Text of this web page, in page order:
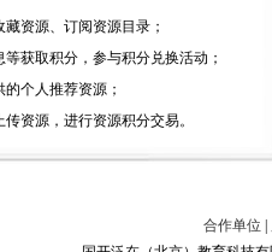
资源、订阅资源目录；
获取积分，参与积分兑换活动；
个人推荐资源；
资源，进行资源积分交易。